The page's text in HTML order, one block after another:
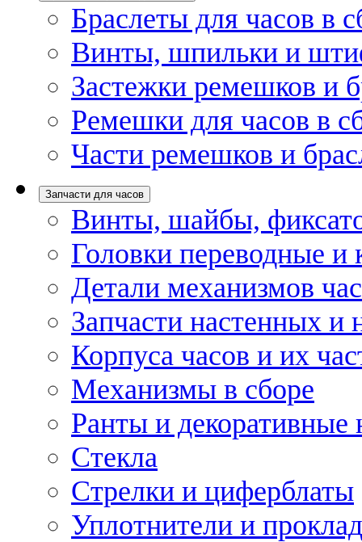
Браслеты для часов в
Винты, шпильки и
Застежки ремешков и
Ремешки для часов в
Части ремешков и
Запчасти для часов
Винты, шайбы,
Головки переводные и
Детали механизмов
Запчасти настенных и
Корпуса часов и их
Механизмы в сборе
Ранты и декоративные
Стекла
Стрелки и циферблаты
Уплотнители и